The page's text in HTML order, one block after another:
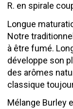
R. en spirale
Longue
Notre
à être fumé.
développe son
des arômes
classique
Mélange Burley